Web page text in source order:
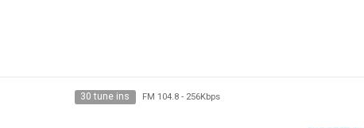
30 tune ins FM 104.8- 256Kbps